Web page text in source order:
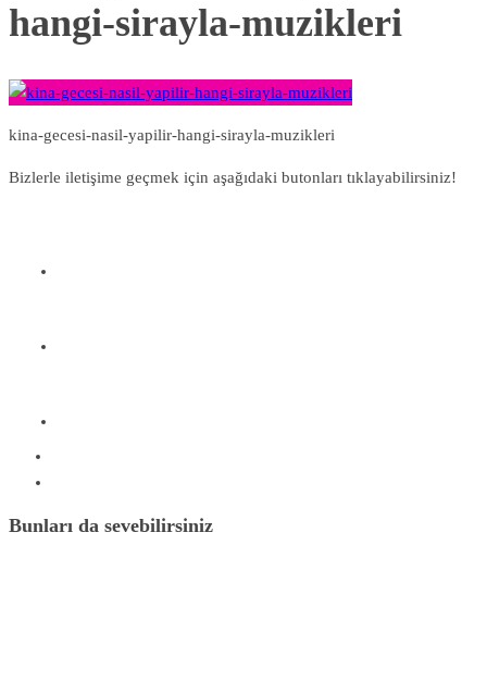
hangi-sirayla-muzikleri
kina-gecesi-nasil-yapilir-hangi-sirayla-muzikleri
Bizlerle iletişime geçmek için aşağıdaki butonları tıklayabilirsiniz!
Bunları da sevebilirsiniz